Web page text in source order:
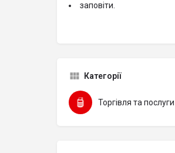
заповіти.
Категорії
Торгівля та послуги